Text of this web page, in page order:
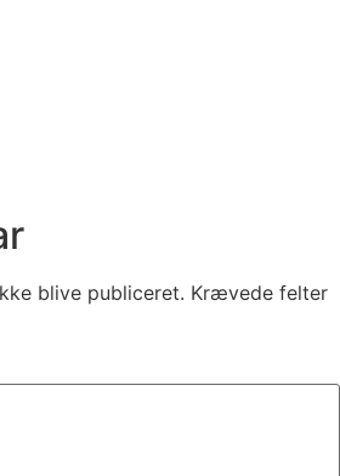
blive publiceret. Krævede felter